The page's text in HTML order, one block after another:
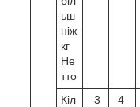
ьш
ніж
кг
Не
тто
Кіл
3 4